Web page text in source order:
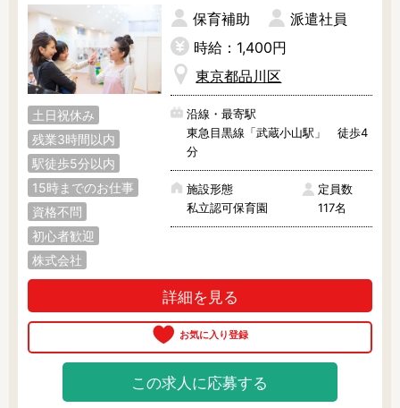
土日祝休み
残業3時間以内
駅徒歩5分以内
15時までのお仕事
資格不問
初心者歓迎
株式会社
保育補助
派遣社員
時給：1,400円
東京都品川区
沿線・最寄駅
東急目黒線「武蔵小山駅」 徒歩4
分
施設形態
私立認可保育園
定員数
117名
詳細を見る
この求人に応募する
保育事務
その他
施設形態
公立保育園
私立認可保育園
認定こども園
幼稚園
小規模認可保育園
認可外保育園
病院内保育所
事業所内保育所
学童保育施設
児童館
子育て支援センター
放課後等デイサービ
ス
時間固定
土日祝休み
残業3時間以内
駅徒歩5分以内